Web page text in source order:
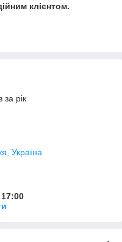
клієнтом.
за рік
Україна